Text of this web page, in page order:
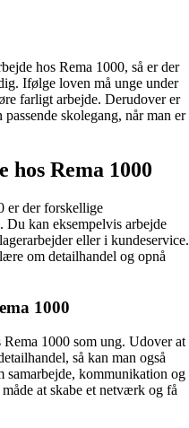
hos Rema 1000, så er der
Ifølge loven må unge under
farligt arbejde. Derudover er
skolegang, når man er
hos Rema 1000
er der forskellige
kan eksempelvis arbejde
eller i kundeservice.
om detailhandel og opnå
1000
1000 som ung. Udover at
så kan man også
kommunikation og
at skabe et netværk og få